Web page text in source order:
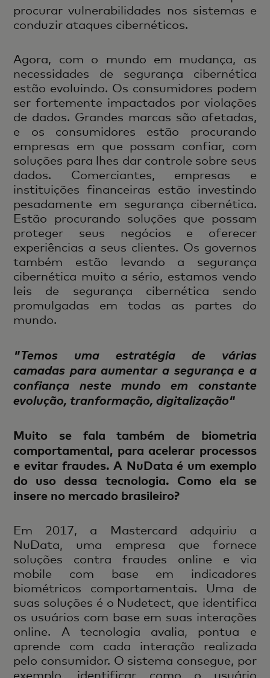
procurar vulnerabilidades nos sistemas e
conduzir ataques cibernéticos.
Agora, com o mundo em mudança, as
necessidades de segurança cibernética
estão evoluindo. Os consumidores podem
ser fortemente impactados por violações
de dados. Grandes marcas são afetadas,
e os consumidores estão procurando
empresas em que possam confiar, com
soluções para lhes dar controle sobre seus
dados. Comerciantes, empresas e
instituições financeiras estão investindo
pesadamente em segurança cibernética.
Estão procurando soluções que possam
proteger seus negócios e oferecer
experiências a seus clientes. Os governos
também estão levando a segurança
cibernética muito a sério, estamos vendo
leis de segurança cibernética sendo
promulgadas em todas as partes do
mundo.
"Temos uma estratégia de várias
camadas para aumentar a segurança e a
confiança neste mundo em constante
evolução, tranformação, digitalização"
Muito se fala também de biometria
comportamental, para acelerar processos
e evitar fraudes. A NuData é um exemplo
do uso dessa tecnologia. Como ela se
insere no mercado brasileiro?
Em 2017, a Mastercard adquiriu a
NuData, uma empresa que fornece
soluções contra fraudes online e via
mobile com base em indicadores
biométricos comportamentais. Uma de
suas soluções é o Nudetect, que identifica
os usuários com base em suas interações
online. A tecnologia avalia, pontua e
aprende com cada interação realizada
pelo consumidor. O sistema consegue, por